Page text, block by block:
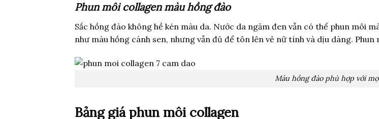
Phun môi collagen màu hồng đào
Sắc hồng đào không hề kén màu da. Nước da ngăm đen vẫn có thể phun môi
như màu hồng cánh sen, nhưng vẫn đủ để tôn lên vẻ nữ tính và dịu dàng.
Màu hồng đào phù hợp với
Bảng giá phun môi collagen